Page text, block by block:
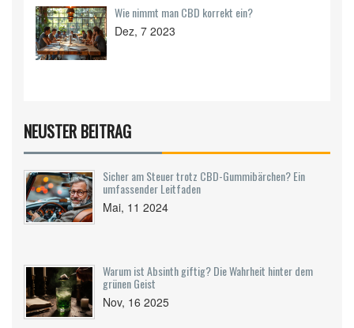
Wie nimmt man CBD korrekt ein?
Dez, 7 2023
NEUSTER BEITRAG
Sicher am Steuer trotz CBD-Gummibärchen? Ein
umfassender Leitfaden
Mai, 11 2024
Warum ist Absinth giftig? Die Wahrheit hinter dem
grünen Geist
Nov, 16 2025